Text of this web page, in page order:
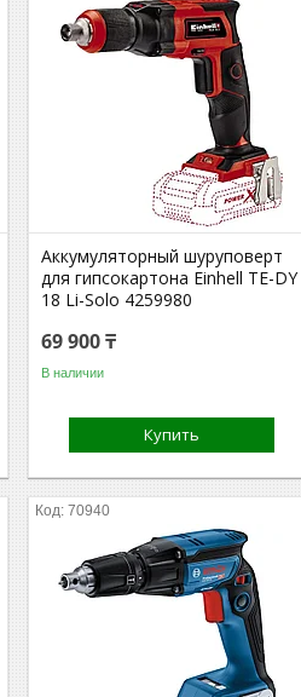
Аккумуляторный шуруповерт
для гипсокартона Einhell TE-DY
18 Li-Solo 4259980
69 900 ₸
В наличии
Купить
70940